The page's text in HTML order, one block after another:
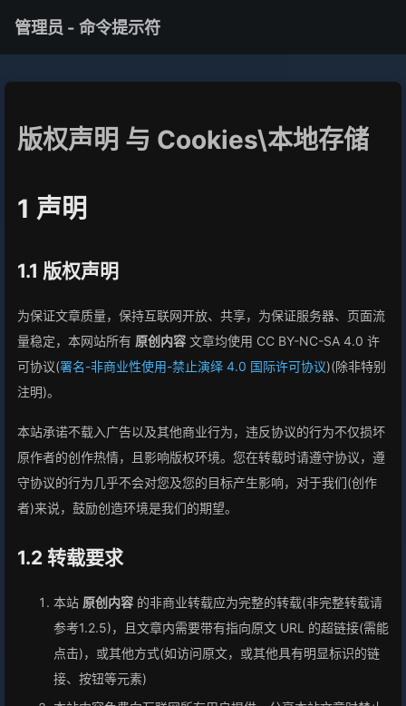
管理员 - 命令提示符
版权声明 与 Cookies\本地存储
1 声明
1.1 版权声明
为保证文章质量，保持互联网开放、共享，为保证服务器、页面流
量稳定，本网站所有 原创内容 文章均使用 CC BY-NC-SA 4.0 许
可协议(署名-非商业性使用-禁止演绎 4.0 国际许可协议)(除非特别
注明)。
本站承诺不载入广告以及其他商业行为，违反协议的行为不仅损坏
原作者的创作热情，且影响版权环境。您在转载时请遵守协议，遵
守协议的行为几乎不会对您及您的目标产生影响，对于我们(创作
者)来说，鼓励创造环境是我们的期望。
1.2 转载要求
本站 原创内容 的非商业转载应为完整的转载(非完整转载请
参考1.2.5)，且文章内需要带有指向原文 URL 的超链接(需能
点击)，或其他方式(如访问原文，或其他具有明显标识的链
接、按钮等元素)